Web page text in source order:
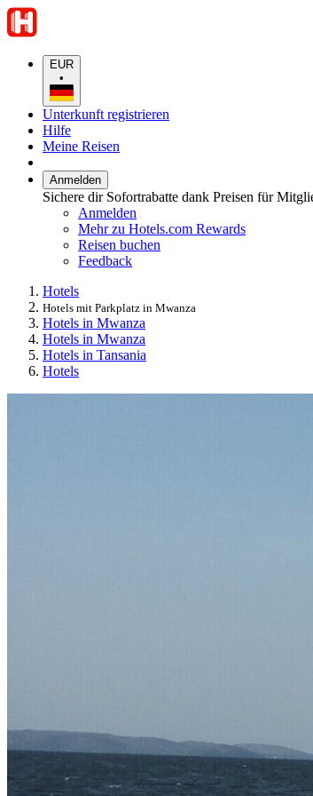
EUR
•
Unterkunft registrieren
Hilfe
Meine Reisen
Anmelden
Sichere dir Sofortrabatte dank Preisen für
Anmelden
Mehr zu Hotels.com Rewards
Reisen buchen
Feedback
Hotels
Hotels mit Parkplatz in Mwanza
Hotels in Mwanza
Hotels in Mwanza
Hotels in Tansania
Hotels